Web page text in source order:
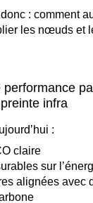
: comment
les nœuds et
infra
:
claire
sur
alignées avec